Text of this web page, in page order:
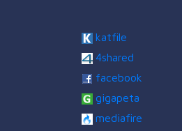
katfile
4shared
facebook
gigapeta
mediafire